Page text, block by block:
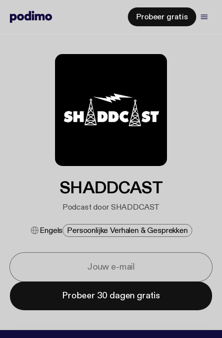
Probeer gratis
SHADDCAST
Podcast door SHADDCAST
Engels Persoonlijke Verhalen & Gesprekken
Probeer 30 dagen gratis